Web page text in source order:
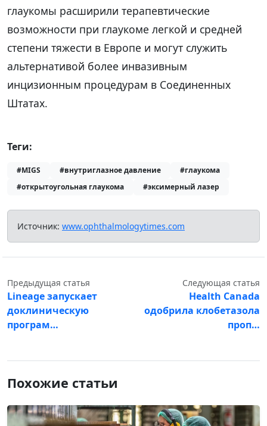
глаукомы расширили терапевтические
возможности при глаукоме легкой и средней
степени тяжести в Европе и могут служить
альтернативой более инвазивным
инцизионным процедурам в Соединенных
Штатах.
Теги:
#MIGS #внутриглазное давление
#глаукома
#открытоугольная глаукома
#эксимерный лазер
Источник: www.ophthalmologytimes.com
Предыдущая статья
Lineage запускает
доклиническую
програм…
Следующая статья
Health Canada
одобрила клобетазола
проп…
Похожие статьи